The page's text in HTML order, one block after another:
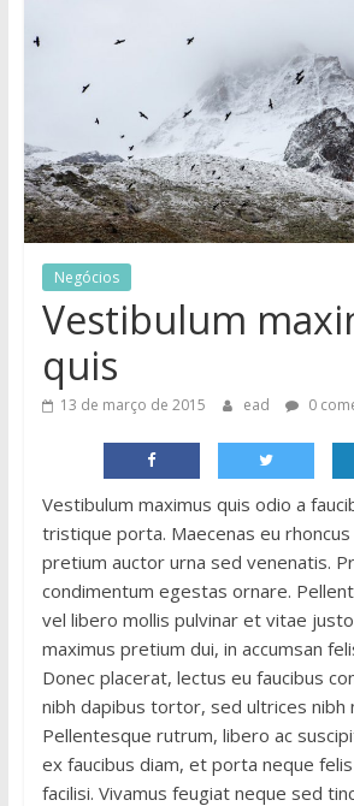
Negócios
Vestibulum
quis
13 de março de 2015 ead 0
Vestibulum maximus quis odio a
tristique porta. Maecenas eu rhoncus
pretium auctor urna sed venenatis.
condimentum egestas ornare.
vel libero mollis pulvinar et vitae
maximus pretium dui, in accumsan
Donec placerat, lectus eu faucibus
nibh dapibus tortor, sed ultrices nibh
Pellentesque rutrum, libero ac
ex faucibus diam, et porta neque
facilisi. Vivamus feugiat neque sed